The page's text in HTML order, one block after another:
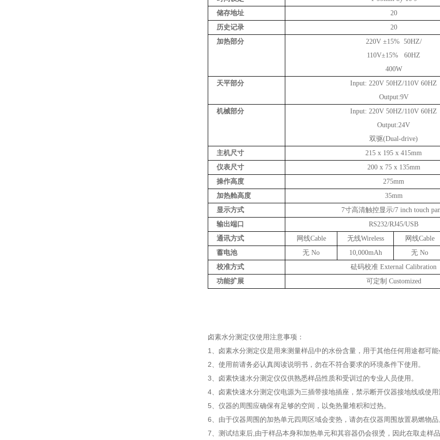
储存地址
20
历史记录
20
加热部分
220V ±15% 50HZ/
110V±15% 60HZ
400W
天平部分
Input: 220V 50HZ/110V 60HZ
Output:9V
机械部分
Input: 220V 50HZ/110V 60HZ
Output:24V
双驱(Dual-drive)
主机尺寸
215 x 195 x 415mm
仪表尺寸
200 x 75 x 135mm
操作高度
275mm
加热舱高度
35mm
显示方式
7寸高清触控显示/7 inch touch
输出端口
RS232/RJ45/USB
通讯方式
网线Cable 无线Wireless
网线Cable
蓄电池
无 No 10,000mAh
无 No
校准方式
砝码校准 External Calibration
功能扩展
可定制 Customized
卤素水分测定仪使用注意事项：
1、卤素水分测定仪是用来测量样品中的水份含量，用于其他任何用途都可
2、使用前请务必认真阅读说明书，勿在不符合要求的环境条件下使用。
3、卤素快速水分测定仪仅供熟悉样品性质和受训过的专业人员使用。
4、卤素快速水分测定仪电源为三插带接地插座，禁示断开仪器接地线或使
5、仪器的周围应确保有足够的空间，以免热量堆积和过热。
6、由于仪器周围的加热单元四周区域会变热，请勿在仪器周围放置易燃物品
7、测试结束后,由于样品本身和加热单元和其容器仍会很烫，因此在取走样